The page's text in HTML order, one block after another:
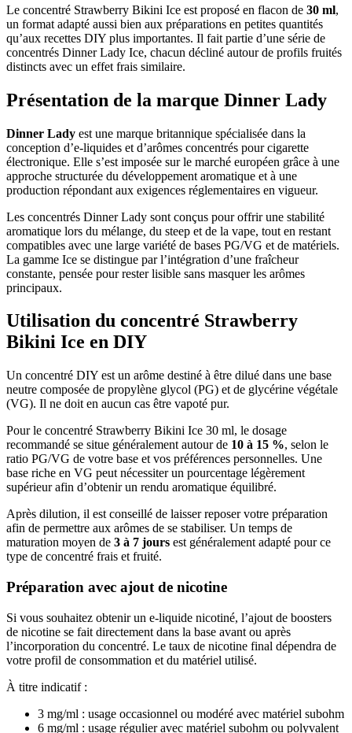
Le concentré Strawberry Bikini Ice est proposé en flacon de 30 ml,
un format adapté aussi bien aux préparations en petites quantités
qu’aux recettes DIY plus importantes. Il fait partie d’une série de
concentrés Dinner Lady Ice, chacun décliné autour de profils fruités
distincts avec un effet frais similaire.
Présentation de la marque Dinner Lady
Dinner Lady est une marque britannique spécialisée dans la
conception d’e-liquides et d’arômes concentrés pour cigarette
électronique. Elle s’est imposée sur le marché européen grâce à une
approche structurée du développement aromatique et à une
production répondant aux exigences réglementaires en vigueur.
Les concentrés Dinner Lady sont conçus pour offrir une stabilité
aromatique lors du mélange, du steep et de la vape, tout en restant
compatibles avec une large variété de bases PG/VG et de matériels.
La gamme Ice se distingue par l’intégration d’une fraîcheur
constante, pensée pour rester lisible sans masquer les arômes
principaux.
Utilisation du concentré Strawberry
Bikini Ice en DIY
Un concentré DIY est un arôme destiné à être dilué dans une base
neutre composée de propylène glycol (PG) et de glycérine végétale
(VG). Il ne doit en aucun cas être vapoté pur.
Pour le concentré Strawberry Bikini Ice 30 ml, le dosage
recommandé se situe généralement autour de 10 à 15 %, selon le
ratio PG/VG de votre base et vos préférences personnelles. Une
base riche en VG peut nécessiter un pourcentage légèrement
supérieur afin d’obtenir un rendu aromatique équilibré.
Après dilution, il est conseillé de laisser reposer votre préparation
afin de permettre aux arômes de se stabiliser. Un temps de
maturation moyen de 3 à 7 jours est généralement adapté pour ce
type de concentré frais et fruité.
Préparation avec ajout de nicotine
Si vous souhaitez obtenir un e-liquide nicotiné, l’ajout de boosters
de nicotine se fait directement dans la base avant ou après
l’incorporation du concentré. Le taux de nicotine final dépendra de
votre profil de consommation et du matériel utilisé.
À titre indicatif :
3 mg/ml : usage occasionnel ou modéré avec matériel subohm
6 mg/ml : usage régulier avec matériel subohm ou polyvalent